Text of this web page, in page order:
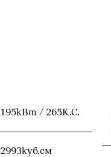
195кВт / 265К.С.
2993куб.cм